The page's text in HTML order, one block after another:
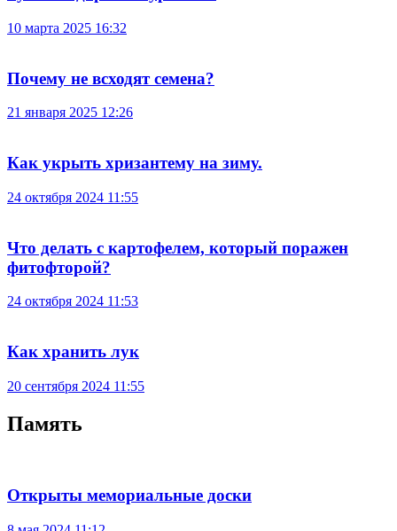
10 марта 2025 16:32
Почему не всходят семена?
21 января 2025 12:26
Как укрыть хризантему на зиму.
24 октября 2024 11:55
Что делать с картофелем, который поражен
фитофторой?
24 октября 2024 11:53
Как хранить лук
20 сентября 2024 11:55
Память
Открыты мемориальные доски